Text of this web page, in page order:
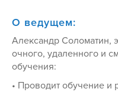
О ведущем:
Александр Соломатин,
очного, удаленного и
обучения:
• Проводит обучение и